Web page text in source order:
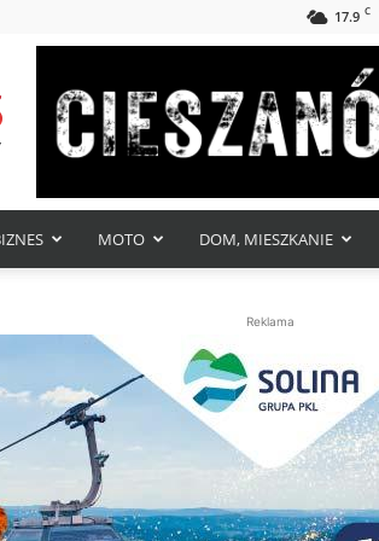
17.9 C
MOTO DOM, MIESZKANIE
Reklama